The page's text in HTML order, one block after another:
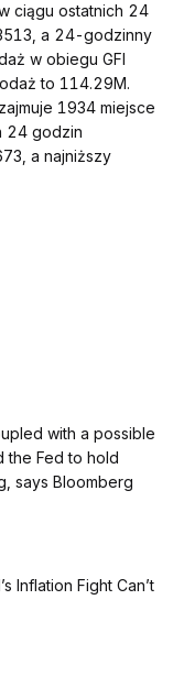
ciągu ostatnich 24
a 24-godzinny
w obiegu GFI
to 114.29M.
1934 miejsce
24 godzin
a najniższy
with a possible
the Fed to hold
says Bloomberg
Inflation Fight Can’t